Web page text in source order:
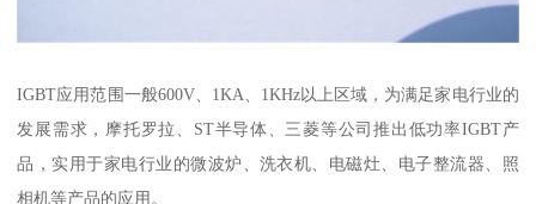
IGBT应用范围一般600V、1KA、1KHz以上区域，为满足家电行业的
发展需求，摩托罗拉、ST半导体、三菱等公司推出低功率IGBT产
品，实用于家电行业的微波炉、洗衣机、电磁灶、电子整流器、照
相机等产品的应用。